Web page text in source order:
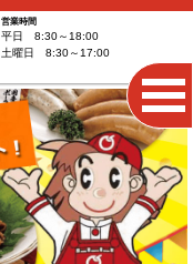
営業時間
平日 8:30～18:00
土曜日 8:30～17:00